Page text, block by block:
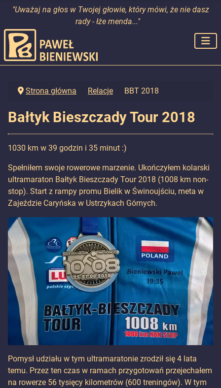
"Uważaj na głos w Twojej głowie, który mówi, że nie dasz
rady - łże menda..."
Strona główna Relacje BBT 2018
Bałtyk Bieszczady Tour 2018
1030 km w 39 godzin i 35 minut :)
Spełniłem swoje rowerowe marzenie. Ukończyłem kolarski
ultramaraton Bałtyk Bieszczady Tour 2018 (1008 km non-
stop). Start z rampy promu Bielik w Świnoujściu, meta w
Zajeździe Caryńska w Ustrzykach Górnych.
Pomysł udziału w tym ultramaratonie zrodził się 4 lata
temu. Przez ten czas w ramach przygotowań przejechałem
na rowerze 56 tysięcy kilometrów (600 treningów). W tym